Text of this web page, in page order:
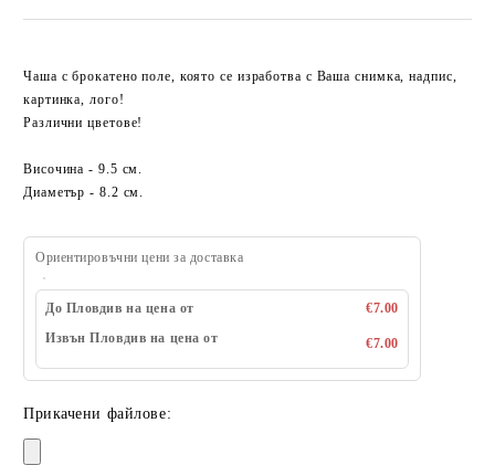
Чаша с брокатено поле, която се изработва с Ваша снимка, надпис,
картинка, лого!
Различни цветове!
Височина - 9.5 см.
Диаметър - 8.2 см.
Ориентировъчни цени за доставка
До Пловдив на цена от
€7.00
Извън Пловдив на цена от
€7.00
Прикачени файлове: